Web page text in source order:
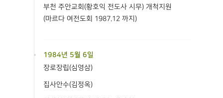
부천 주안교회(황호익 전도사 시무) 개척지원
(마르다 여전도회 1987.12 까지)
1984년 5월 6일
장로장립(심영삼)
집사안수(김정옥)